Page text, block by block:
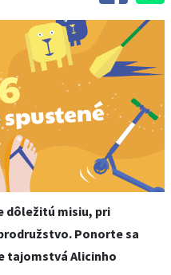
dôležitú misiu, pri
Ponorte sa
tajomstvá Alicinho